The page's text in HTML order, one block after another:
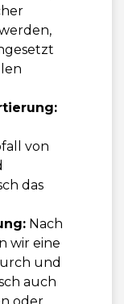
von
das
Nach
wir eine
und
auch
oder